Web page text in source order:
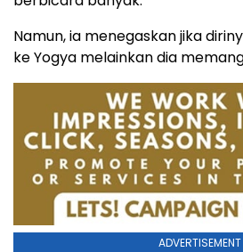
Namun, ia menegaskan jika
ke Yogya melainkan dia
ADVERTISEMENT